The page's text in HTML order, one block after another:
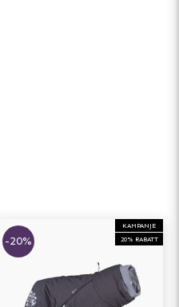
KAMPANJE
20% RABATT
-20%